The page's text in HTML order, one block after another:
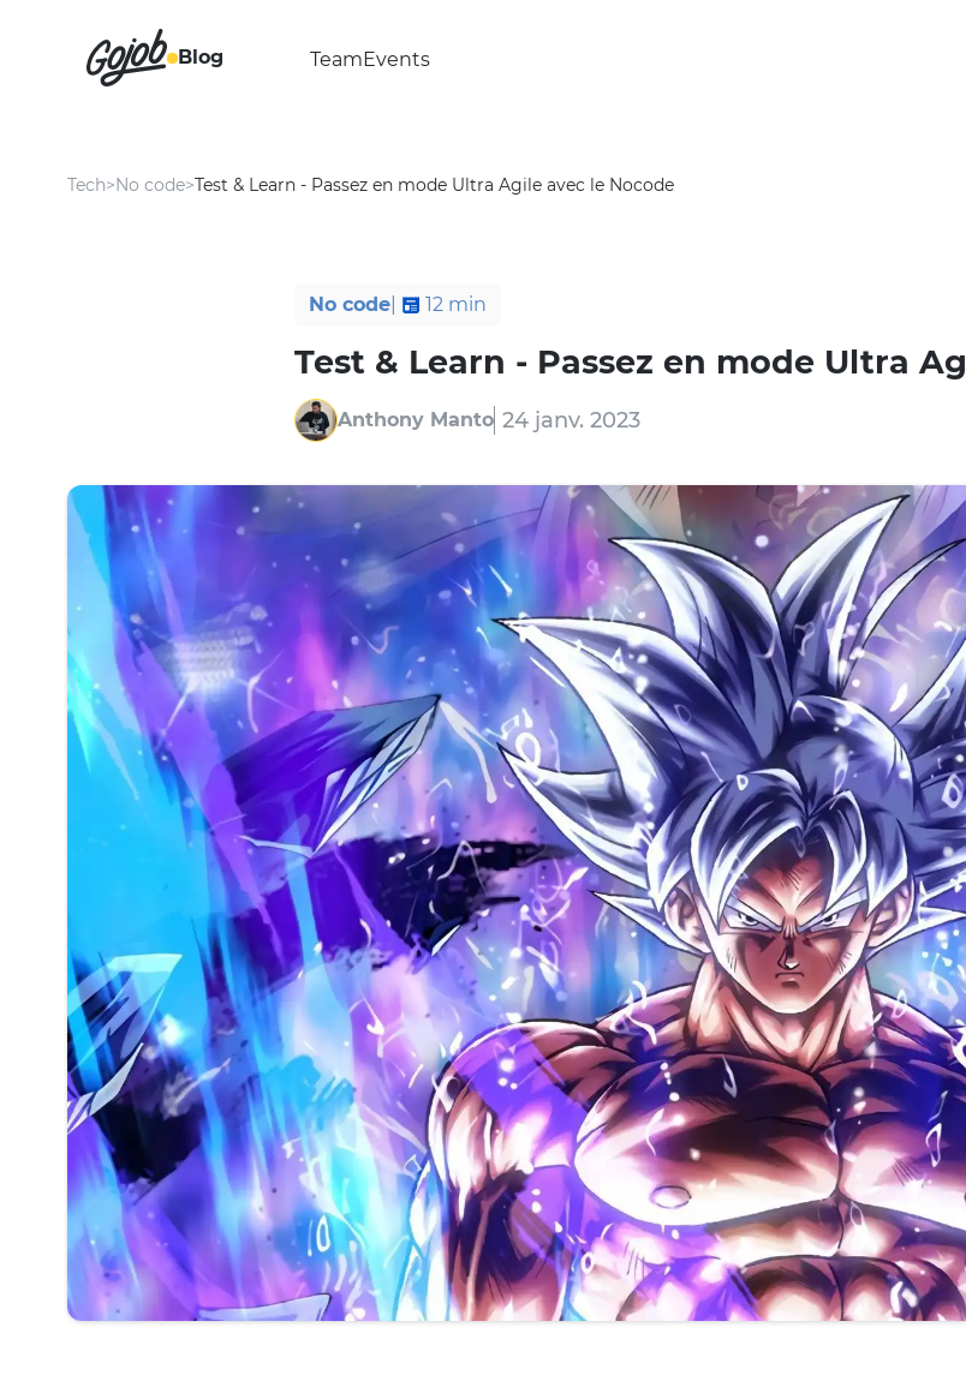
Blog TeamEvents
Tech>No code>Test & Learn - Passez en mode Ultra Agile avec le Nocode
No code 12 min
Test & Learn - Passez en mode Ultra
Anthony Manto 24 janv. 2023